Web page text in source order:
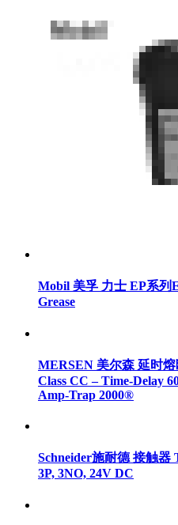
Mobil 美孚 力士 EP系列
Grease
MERSEN 美尔森 延时
Class CC – Time-Delay
Amp-Trap 2000®
Schneider施耐德 接触器
3P, 3NO, 24V DC